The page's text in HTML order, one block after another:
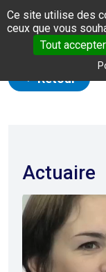
Panneau de gestion
Ce site utilise des
ceux que vous
Tout accepter
Retour
Actuaire